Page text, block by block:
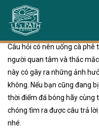
Câu hỏi có nên uống cà phê
người quan tâm và thắc
này có gây ra những ảnh
không. Nếu bạn cũng đang
thời điểm đá bóng hãy cùng
chóng tìm ra được câu trả
nhé.